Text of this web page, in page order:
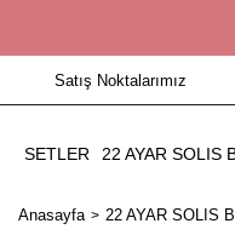
Satış Noktalarımız
SETLER 22 AYAR SOLIS
Anasayfa 22 AYAR SOLIS